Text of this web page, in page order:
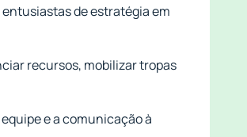
de estratégia em
recursos, mobilizar tropas
e a comunicação à